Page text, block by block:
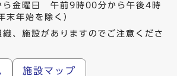
金曜日 午前9時00分から午後4時
末年始を除く）
織、施設がありますのでご注意くださ
施設マップ